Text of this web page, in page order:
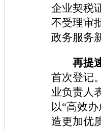
企业契税
不受理审
政务服务
再提
首次登记
业负责人
以“高效
造更加优